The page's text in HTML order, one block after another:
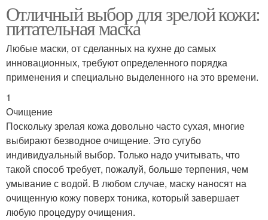
Отличный выбор для зрелой кожи:
питательная маска
Любые маски, от сделанных на кухне до самых
инновационных, требуют определенного порядка
применения и специально выделенного на это времени.
1
Очищение
Поскольку зрелая кожа довольно часто сухая, многие
выбирают безводное очищение. Это сугубо
индивидуальный выбор. Только надо учитывать, что
такой способ требует, пожалуй, больше терпения, чем
умывание с водой. В любом случае, маску наносят на
очищенную кожу поверх тоника, который завершает
любую процедуру очищения.